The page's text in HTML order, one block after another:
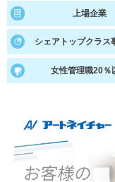
あなたに合う仕事を診
就活ニュースペ
就活時事ニュースを更
上場企業
シェアトップクラス
女性管理職20％